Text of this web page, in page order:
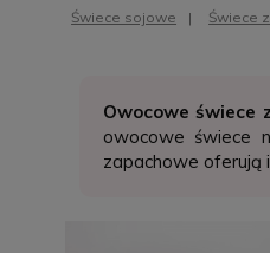
Świece sojowe Świece
Owocowe świece
owocowe świece
zapachowe oferują i